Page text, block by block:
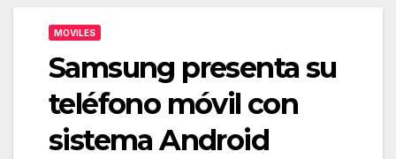
MOVILES
Samsung presenta su
teléfono móvil con
sistema Android